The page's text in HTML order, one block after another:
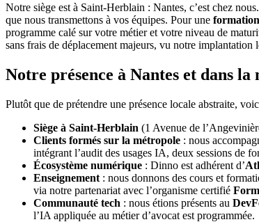
Notre siège est à Saint-Herblain : Nantes, c’est chez
que nous transmettons à vos équipes. Pour une
programme calé sur votre métier et votre niveau de
sans frais de déplacement majeurs, vu notre implantation
Notre présence à Nantes et dans la
Plutôt que de prétendre une présence locale abstraite,
Siège à Saint-Herblain (1 Avenue de
Clients formés sur la métropole : nous
intégrant l’audit des usages IA, deux sessions de
Écosystème numérique : Dinno est adhérent d’
Enseignement : nous donnons des cours et
via notre partenariat avec l’organisme certifié
Communauté tech : nous étions présents au
l’IA appliquée au métier d’avocat est programmée.